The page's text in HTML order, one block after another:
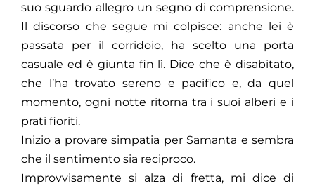
suo sguardo allegro un segno di comprensione.
Il discorso che segue mi colpisce: anche lei è
passata per il corridoio, ha scelto una porta
casuale ed è giunta fin lì. Dice che è disabitato,
che l’ha trovato sereno e pacifico e, da quel
momento, ogni notte ritorna tra i suoi alberi e i
prati fioriti.
Inizio a provare simpatia per Samanta e sembra
che il sentimento sia reciproco.
Improvvisamente si alza di fretta, mi dice di